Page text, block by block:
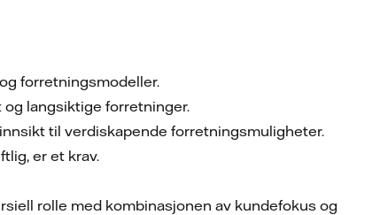
forretningsmodeller.
langsiktige forretninger.
til verdiskapende forretningsmuligheter.
er et krav.
rolle med kombinasjonen av kundefokus og